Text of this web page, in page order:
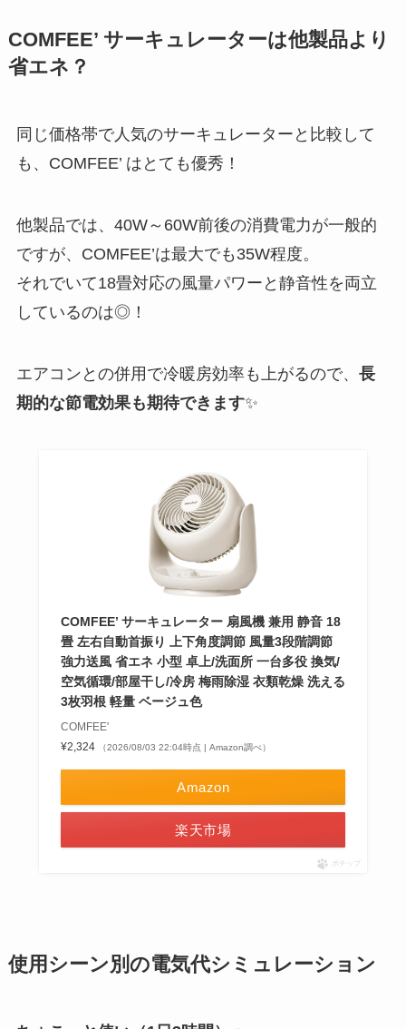
COMFEE’ サーキュレーターは他製品より
省エネ？
同じ価格帯で人気のサーキュレーターと比較して
も、COMFEE’ はとても優秀！
他製品では、40W～60W前後の消費電力が一般的
ですが、COMFEE’は最大でも35W程度。
それでいて18畳対応の風量パワーと静音性を両立
しているのは◎！
エアコンとの併用で冷暖房効率も上がるので、 長
期的な節電効果も期待できます✨
COMFEE’ サーキュレーター 扇風機 兼用 静音 18
畳 左右自動首振り 上下角度調節 風量3段階調節
強力送風 省エネ 小型 卓上/洗面所 一台多役 換気/
空気循環/部屋干し/冷房 梅雨除湿 衣類乾燥 洗える
3枚羽根 軽量 ベージュ色
COMFEE'
¥2,324
（2026/08/03 22:04時点 | Amazon調べ）
Amazon
楽天市場
ポチップ
使用シーン別の電気代シミュレーション